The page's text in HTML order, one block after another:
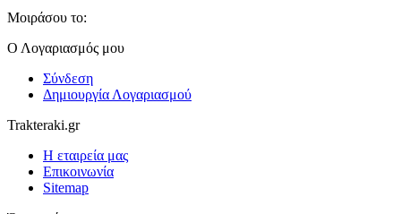
Μοιράσου το:
Ο Λογαριασμός μου
Σύνδεση
Δημιουργία Λογαριασμού
Trakteraki.gr
Η εταιρεία μας
Επικοινωνία
Sitemap